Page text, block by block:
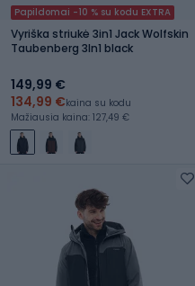
Papildomai -10 % su kodu EXTRA
Vyriška striukė 3in1 Jack Wolfskin
Taubenberg 3In1 black
149,99 €
134,99 €kaina su kodu
Mažiausia kaina: 127,49 €